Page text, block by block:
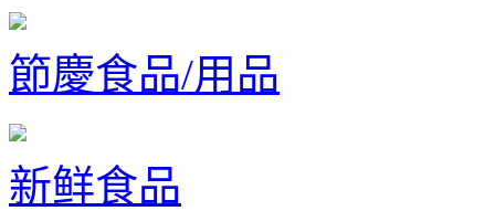
節慶食品/用品
新鲜食品